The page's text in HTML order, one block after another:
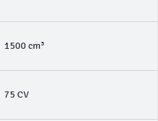
1500 cm³
75 CV